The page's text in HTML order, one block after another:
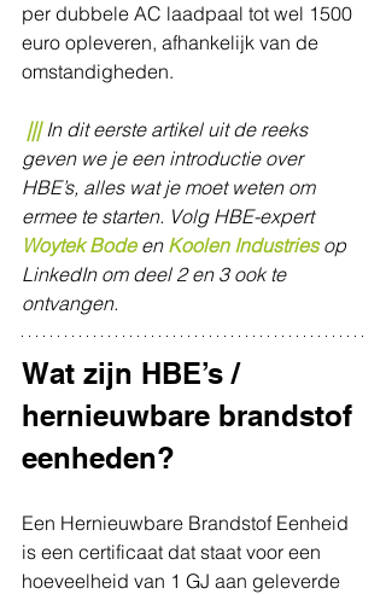
per dubbele AC laadpaal tot wel 1500
euro opleveren, afhankelijk van de
omstandigheden.
||| In dit eerste artikel uit de reeks
geven we je een introductie over
HBE’s, alles wat je moet weten om
ermee te starten. Volg HBE-expert
Woytek Bode en Koolen Industries op
LinkedIn om deel 2 en 3 ook te
ontvangen.
Wat zijn HBE’s /
hernieuwbare brandstof
eenheden?
Een Hernieuwbare Brandstof Eenheid
is een certificaat dat staat voor een
hoeveelheid van 1 GJ aan geleverde